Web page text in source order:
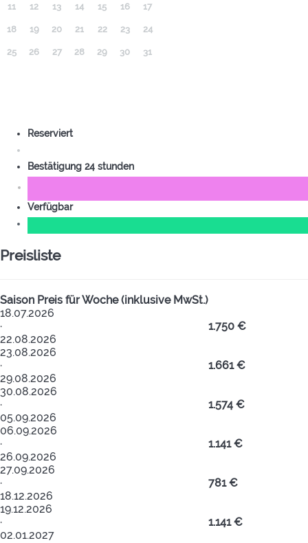
11 12 13 14 15 16 17
18 19 20 21 22 23 24
25 26 27 28 29 30 31
Reserviert
Bestätigung 24 stunden
Verfügbar
Preisliste
Saison Preis für Woche (inklusive MwSt.)
18.07.2026
·
22.08.2026
1.750 €
23.08.2026
·
29.08.2026
1.661 €
30.08.2026
·
05.09.2026
1.574 €
06.09.2026
·
26.09.2026
1.141 €
27.09.2026
·
18.12.2026
781 €
19.12.2026
·
02.01.2027
1.141 €